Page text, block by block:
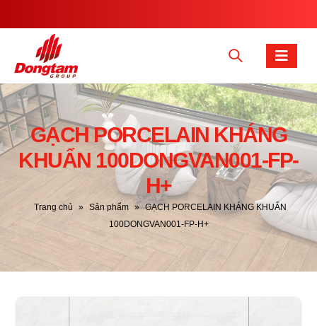
GẠCH PORCELAIN KHÁNG
KHUẨN 100DONGVAN001-FP-
H+
Trang chủ » Sản phẩm » GẠCH PORCELAIN KHÁNG KHUẨN
100DONGVAN001-FP-H+